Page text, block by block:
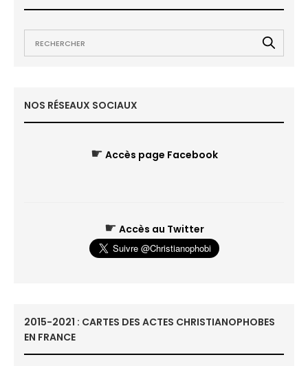
NOS RÉSEAUX SOCIAUX
☛ Accès page Facebook
☛ Accès au Twitter
2015-2021 : CARTES DES ACTES CHRISTIANOPHOBES
EN FRANCE